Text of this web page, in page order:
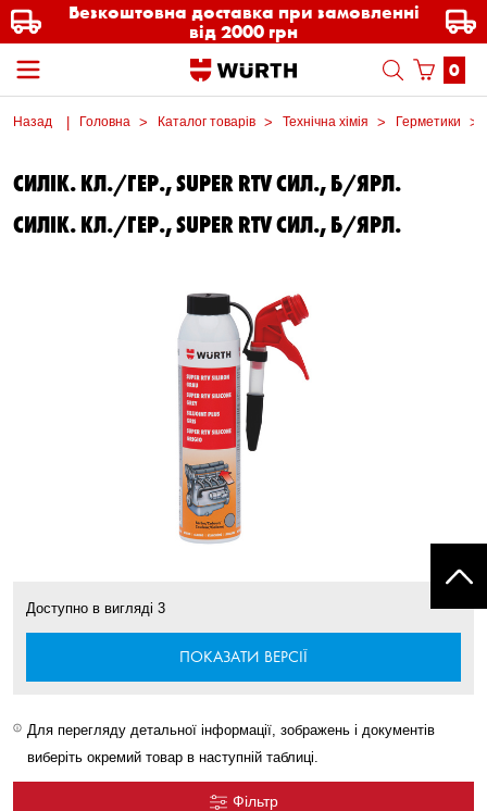
Безкоштовна доставка при замовленні
від 2000 грн
0
Назад Головна Каталог товарів Технічна хімія Герметики
СИЛІК. КЛ./ГЕР., SUPER RTV СИЛ., Б/ЯРЛ.
СИЛІК. КЛ./ГЕР., SUPER RTV СИЛ., Б/ЯРЛ.
Доступно в вигляді 3
ПОКАЗАТИ ВЕРСІЇ
Для перегляду детальної інформації, зображень і документів
виберіть окремий товар в наступній таблиці.
Фільтр